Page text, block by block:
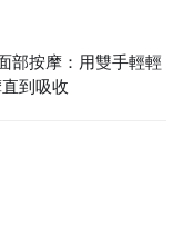
部按摩：用雙手輕輕
到吸收